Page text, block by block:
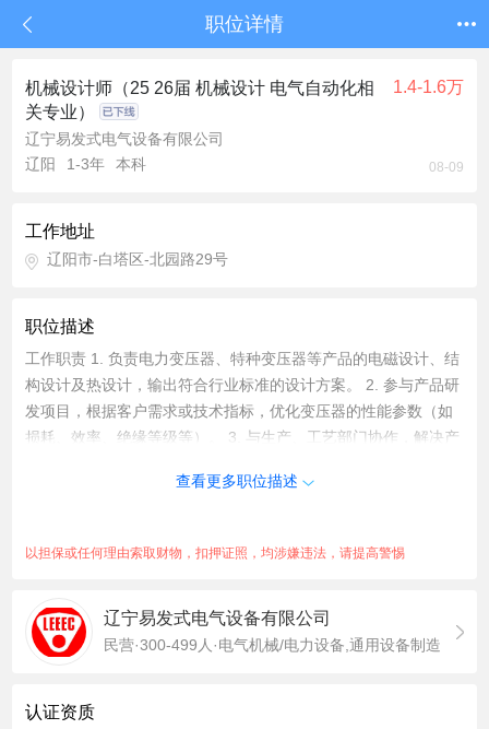
职位详情
机械设计师（25 26届 机械设计 电气自动化相
关专业）
1.4-1.6万
辽宁易发式电气设备有限公司
辽阳
1-3年 本科 08-09
工作地址
辽阳市-白塔区-北园路29号
职位描述
工作职责 1. 负责电力变压器、特种变压器等产品的电磁设计、结
构设计及热设计，输出符合行业标准的设计方案。 2. 参与产品研
发项目，根据客户需求或技术指标，优化变压器的性能参数（如
损耗、效率、绝缘等级等）。 3. 与生产、工艺部门协作，解决产
跟踪行业技术动态与标准更新，引入新技术、新材料提升产品竞
MagNet）及CAD绘图工具。 3. 具备较强的问题分析能力，能独
立解决设计及生产中的技术难题。
查看更多职位描述
以担保或任何理由索取财物，扣押证照，均涉嫌违法，请提高警惕
辽宁易发式电气设备有限公司
民营·300-499人·电气机械/电力设备,通用设备制造
认证资质